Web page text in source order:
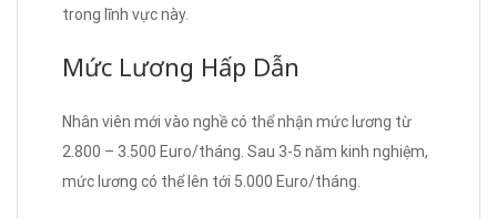
trong lĩnh vực này.
Mức Lương Hấp Dẫn
Nhân viên mới vào nghề có thể nhận mức lương từ
2.800 – 3.500 Euro/tháng. Sau 3-5 năm kinh nghiệm,
mức lương có thể lên tới 5.000 Euro/tháng.